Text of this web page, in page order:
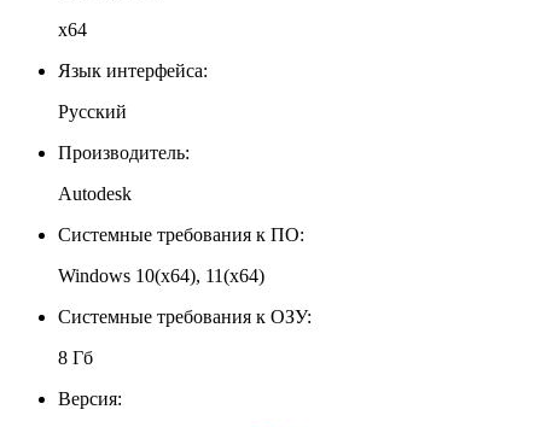
x64
Язык интерфейса:
Русский
Производитель:
Autodesk
Системные требования к ПО:
Windows 10(x64), 11(x64)
Системные требования к ОЗУ:
8 Гб
Версия: